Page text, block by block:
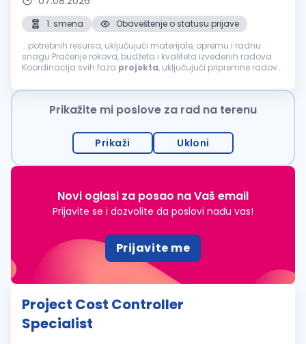
1. smena
Obaveštenje o statusu prijave
...potrebnih resursa, uključujući materijale, opremu i radnu
snagu Praćenje rokova, budžeta i kvaliteta izvedenih radova
Koordinacija svih faza projekta, uključujući pripremne radove,
podizvođača...
Prikažite mi poslove za rad na terenu
Prikaži Ukloni
Novi oglasi za posao na Vaš email
Prijavite se i dozvolite da poslovi nađu vas!
Prijavite me
Project Cost Controller
Specialist